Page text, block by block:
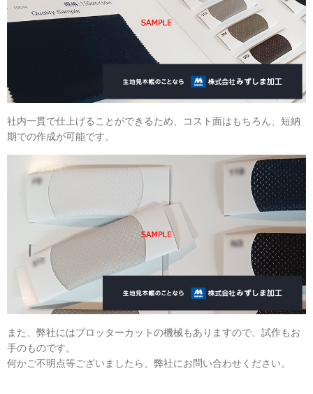
社内一貫で仕上げることができるため、コスト面はもちろん、短納
期での作成が可能です。
また、弊社にはプロッターカットの機械もありますので、試作もお
手のものです。
何かご不明点等ございましたら、弊社にお問い合わせください。